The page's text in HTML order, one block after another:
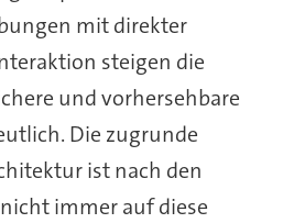
mit direkter
steigen die
und vorhersehbare
Die zugrunde
ist nach den
immer auf diese